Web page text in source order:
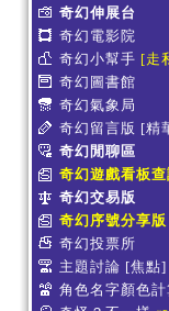
奇幻伸展台
奇幻電影院
奇幻小幫手 [走
奇幻圖書館
奇幻氣象局
奇幻留言版 [精
奇幻閒聊區
奇幻遊戲看板查
奇幻交易版
奇幻序號分享版
奇幻投票所
主題討論 [焦點]
角色名字顏色計